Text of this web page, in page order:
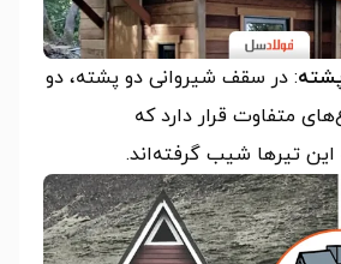
: در سقف شیروانی دو پشته، دو
متفاوت قرار دارد که
تیرها شیب گرفته‌اند.